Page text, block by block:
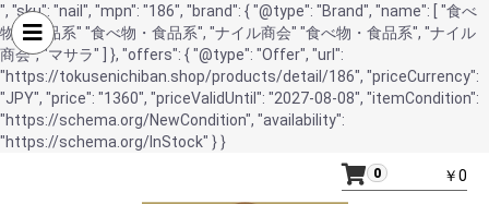
", "sku": "nail", "mpn": "186", "brand": { "@type": "Brand", "name": [ "食べ
物・食品系" "食べ物・食品系", "ナイル商会" "食べ物・食品系", "ナイル
商会", "マサラ" ] }, "offers": { "@type": "Offer", "url":
"https://tokusenichiban.shop/products/detail/186", "priceCurrency":
"JPY", "price": "1360", "priceValidUntil": "2027-08-08", "itemCondition":
"https://schema.org/NewCondition", "availability":
"https://schema.org/InStock" } }
0 ￥0